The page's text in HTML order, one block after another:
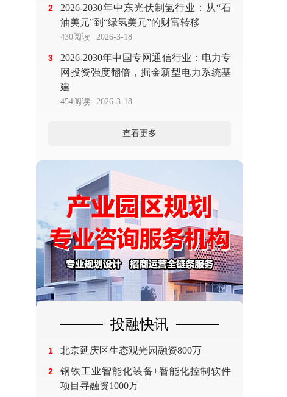
2
2026-2030年中东光伏制氢行业：从“石
油美元”到“绿氢美元”的财富转移
430阅读 2026-3-18
3
2026-2030年中国专网通信行业：电力专
网投资强度翻倍，掘金新型电力系统基
建
454阅读 2026-3-18
查看更多
投融快讯
1 北京延庆区生态观光园融资800万
2
钢铁工业智能化装备+智能化控制软件
项目寻融资1000万